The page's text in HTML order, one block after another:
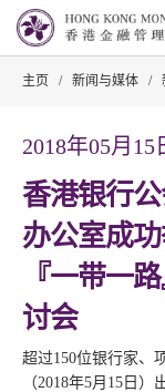
主页 / 新闻与媒体 /
2018年05月15
香港银行
办公室成
『一带一
讨会
超过150位银行家、
（2018年5月15日